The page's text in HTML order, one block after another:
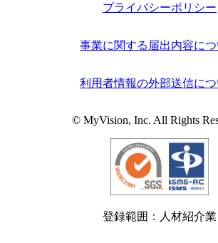
プライバシーポリシー
事業に関する届出内容につ
利用者情報の外部送信につ
© MyVision, Inc. All Rights
登録範囲：人材紹介業